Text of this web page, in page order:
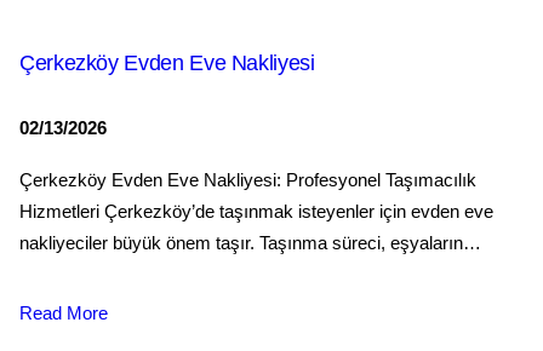
Çerkezköy Evden Eve Nakliyesi
02/13/2026
Çerkezköy Evden Eve Nakliyesi: Profesyonel Taşımacılık
Hizmetleri Çerkezköy’de taşınmak isteyenler için evden eve
nakliyeciler büyük önem taşır. Taşınma süreci, eşyaların…
Read More